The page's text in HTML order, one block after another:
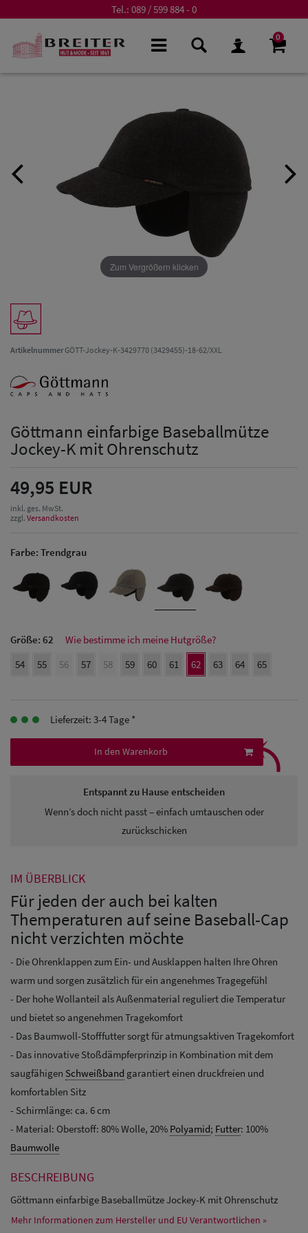
Tel.: 089 / 599 884 - 0
0
Herren
Baseball Cpas
Schutz Caps
Zum Vergrößern klicken
ArtikelnummerGÖTT-Jockey-K-3429770 (3429455)-18-62/XXL
Göttmann einfarbige Baseballmütze
Jockey-K mit Ohrenschutz
49,95 EUR
inkl. ges. MwSt.
zzgl. Versandkosten
Farbe: Trendgrau
Größe: 62
Wie bestimme ich meine Hutgröße?
54
55 56 57 58 59 60 61 62 63 64 65
Lieferzeit: 3-4 Tage *
In den Warenkorb
Entspannt zu Hause entscheiden
Wenn’s doch nicht passt – einfach umtauschen oder
zurückschicken
⤹
IM ÜBERBLICK
Für jeden der auch bei kalten
Themperaturen auf seine Baseball-Cap
nicht verzichten möchte
- Die Ohrenklappen zum Ein- und Ausklappen halten Ihre Ohren
warm und sorgen zusätzlich für ein angenehmes Tragegefühl
- Der hohe Wollanteil als Außenmaterial reguliert die Temperatur
und bietet so angenehmen Tragekomfort
- Das Baumwoll-Stofffutter sorgt für atmungsaktiven Tragekomfort
- Das innovative Stoßdämpferprinzip in Kombination mit dem
saugfähigen Schweißband garantiert einen druckfreien und
komfortablen Sitz
- Schirmlänge: ca. 6 cm
- Material: Oberstoff: 80% Wolle, 20% Polyamid; Futter: 100%
Baumwolle
BESCHREIBUNG
Göttmann einfarbige Baseballmütze Jockey-K mit Ohrenschutz
Mehr Informationen zum Hersteller und EU Verantwortlichen »